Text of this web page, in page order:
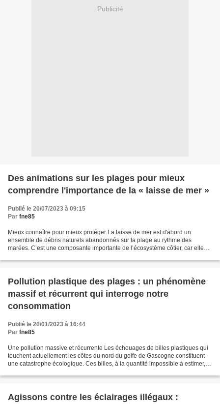
Publicité
Des animations sur les plages pour mieux
comprendre l'importance de la « laisse de mer »
Publié le 20/07/2023 à 09:15
Par fne85
Mieux connaître pour mieux protéger La laisse de mer est d'abord un
ensemble de débris naturels abandonnés sur la plage au rythme des
marées. C’est une composante importante de l’écosystème côtier, car elle
Pollution plastique des plages : un phénomène
massif et récurrent qui interroge notre
consommation
Publié le 20/01/2023 à 16:44
Par fne85
Une pollution massive et récurrente Les échouages de billes plastiques qui
touchent actuellement les côtes du nord du golfe de Gascogne constituent
une catastrophe écologique. Ces billes, à la quantité impossible à estimer,
Agissons contre les éclairages illégaux :